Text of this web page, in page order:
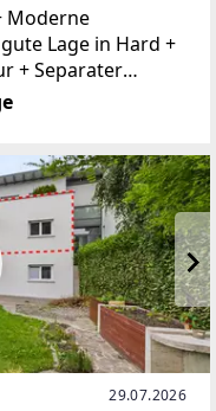
Moderne
Lage in Hard +
+ Separater
+ Büro im EG+
kleinen Läden
29.07.2026